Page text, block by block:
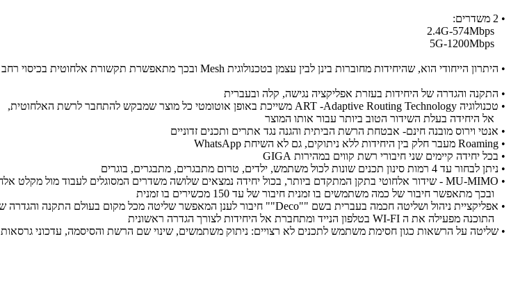
• 2 משדרים:
• היתרון הייחודי הוא, שהיחידות מחוברות בינן לבין עצמן בטכנולוגית Mesh ובכך מתאפשרת תקשורת אלחוטית בכיסוי רחב ואמין יותר ללא ניתוקים.
• התקנה והגדרה של היחידות בעזרת אפליקציה נגישה, קלה ובעברית
• טכנולוגיה ART -Adaptive Routing Technology משייכת באופן אוטומטי כל מוצר שמבקש להתחבר לרשת האלחוטית,
אל היחידה בעלת השידור הטוב ביותר עבור אותו המוצר
• אנטי וירוס מובנה חינם- אבטחת הרשת הביתית והגנה נגד אתרים ותכנים זדוניים
• Roaming מעבר חלק בין היחידות ללא ניתוקים, גם לא השיחת WhatsApp
• בכל יחידה קיימים שני חיבורי רשת קווים במהירות GIGA
• ניתן לבחור עד 4 רמות סינון תכנים שונות לכול משתמש, ילדים, טרום מתבגרים, מתבגרים, בוגרים
• MU-MIMO - שידור אלחוטי בתקן המתקדם ביותר, בכול יחידה נמצאים שלושה משדרים המסוגלים לעבוד מול מקלט אלחוטי בנפרד,
ובכך מתאפשר חיבור של כמה משתמשים בו זמנית חיבור של עד 150 מכשירים בו זמנית
• אפליקציית ניהול ושליטה חכמה בעברית בשם ""Deco"" חיבור לענן המאפשר שליטה מכל מקום בעולם התקנה והגדרה של היחידות בעזרת איורים,
התוכנה מפעילה את ה WI-FI בטלפון הנייד ומתחברת אל היחידות לצורך הגדרה ראשונית
• שליטה על הרשאות כגון חסימת משתמש לתכנים לא רצויים: ניתוק משתמשים, שינוי שם הרשת והסיסמה, עדכוני גרסאות